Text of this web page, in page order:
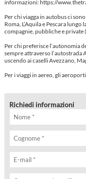
informazioni:https://
Per chi viagga in autobus ci
Roma, L’Aquila e Pescara
compagnie, pubbliche e
Per chi preferisce l’autonomia
sempre attraverso l’autostrada
uscendo ai caselli Avezzano,
Per i viaggi in aereo, gli
Richiedi informazioni